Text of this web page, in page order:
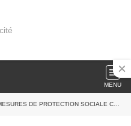
MENU
SOCIALE CONTRE LA GUERRE ECONOMIQUE